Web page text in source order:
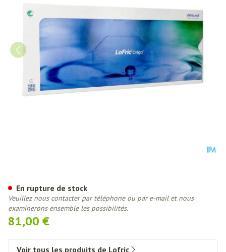
81,00 €
En rupture de stock
Veuillez nous contacter par téléphone ou par e-mail et nous
examinerons ensemble les possibilités.
Voir tous les produits de Lofric